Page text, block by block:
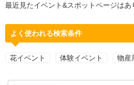
最近見たイベント&スポットページはあ
よく使われる検索条件
花イベント 体験イベント 物産